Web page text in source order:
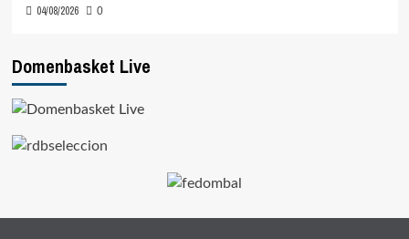
04/08/2026 0
Domenbasket Live